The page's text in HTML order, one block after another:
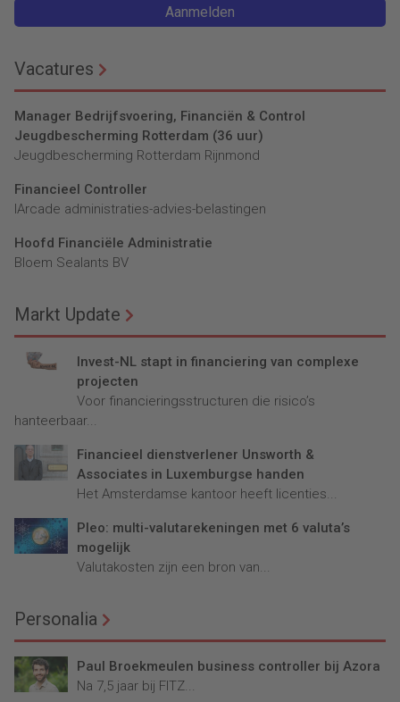
Aanmelden
Vacatures
Manager Bedrijfsvoering, Financiën & Control
Jeugdbescherming Rotterdam (36 uur)
Jeugdbescherming Rotterdam Rijnmond
Financieel Controller
lArcade administraties-advies-belastingen
Hoofd Financiële Administratie
Bloem Sealants BV
Markt Update
Invest-NL stapt in financiering van complexe
projecten
Voor financieringsstructuren die risico’s
hanteerbaar...
Financieel dienstverlener Unsworth &
Associates in Luxemburgse handen
Het Amsterdamse kantoor heeft licenties...
Pleo: multi-valutarekeningen met 6 valuta’s
mogelijk
Valutakosten zijn een bron van...
Personalia
Paul Broekmeulen business controller bij Azora
Na 7,5 jaar bij FITZ...